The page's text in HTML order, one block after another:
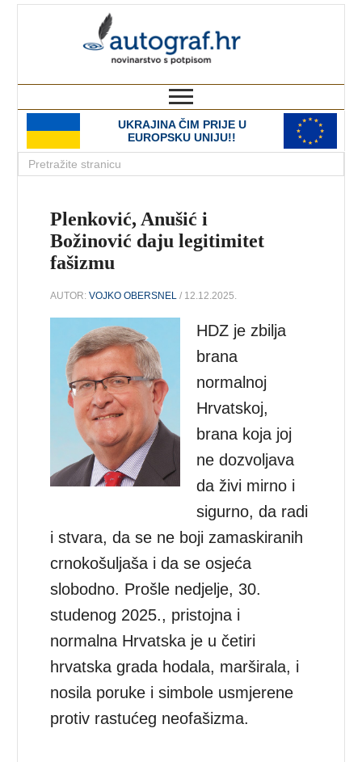
UKRAJINA ČIM PRIJE U
EUROPSKU UNIJU!!
Plenković, Anušić i
Božinović daju legitimitet
fašizmu
AUTOR:VOJKO OBERSNEL / 12.12.2025.
HDZ je zbilja
brana
normalnoj
Hrvatskoj,
brana koja joj
ne dozvoljava
da živi mirno i
sigurno, da radi
i stvara, da se ne boji zamaskiranih
crnokošuljaša i da se osjeća
slobodno. Prošle nedjelje, 30.
studenog 2025., pristojna i
normalna Hrvatska je u četiri
hrvatska grada hodala, marširala, i
nosila poruke i simbole usmjerene
protiv rastućeg neofašizma.